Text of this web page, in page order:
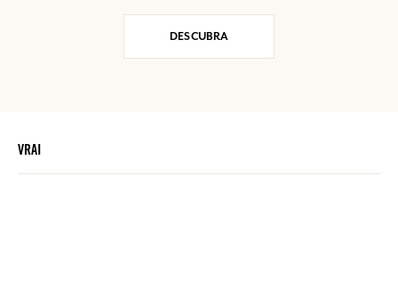
DESCUBRA
VRAI